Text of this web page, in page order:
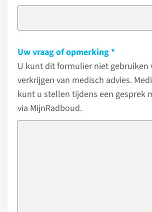
Uw vraag of opmerking
U kunt dit formulier niet gebruiken
verkrijgen van medisch advies.
kunt u stellen tijdens een gesprek
via MijnRadboud.